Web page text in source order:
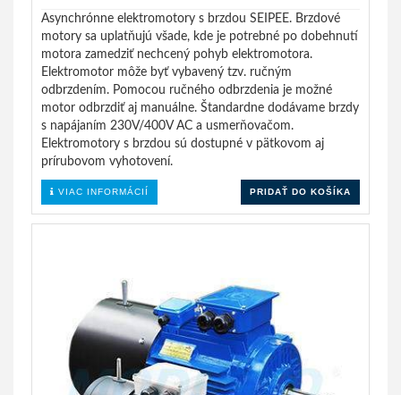
Asynchrónne elektromotory s brzdou SEIPEE. Brzdové
motory sa uplatňujú všade, kde je potrebné po dobehnutí
motora zamedziť nechcený pohyb elektromotora.
Elektromotor môže byť vybavený tzv. ručným
odbrzdením. Pomocou ručného odbrzdenia je možné
motor odbrzdiť aj manuálne. Štandardne dodávame brzdy
s napájaním 230V/400V AC a usmerňovačom.
Elektromotory s brzdou sú dostupné v pätkovom aj
prírubovom vyhotovení.
VIAC INFORMÁCIÍ PRIDAŤ DO KOŠÍKA